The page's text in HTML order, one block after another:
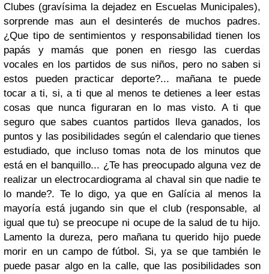
Clubes (gravísima la dejadez en Escuelas Municipales),
sorprende mas aun el desinterés de muchos padres.
¿Que tipo de sentimientos y responsabilidad tienen los
papás y mamás que ponen en riesgo las cuerdas
vocales en los partidos de sus niños, pero no saben si
estos pueden practicar deporte?... mañana te puede
tocar a ti, si, a ti que al menos te detienes a leer estas
cosas que nunca figuraran en lo mas visto. A ti que
seguro que sabes cuantos partidos lleva ganados, los
puntos y las posibilidades según el calendario que tienes
estudiado, que incluso tomas nota de los minutos que
está en el banquillo... ¿Te has preocupado alguna vez de
realizar un electrocardiograma al chaval sin que nadie te
lo mande?. Te lo digo, ya que en Galícia al menos la
mayoría está jugando sin que el club (responsable, al
igual que tu) se preocupe ni ocupe de la salud de tu hijo.
Lamento la dureza, pero mañana tu querido hijo puede
morir en un campo de fútbol. Si, ya se que también le
puede pasar algo en la calle, que las posibilidades son